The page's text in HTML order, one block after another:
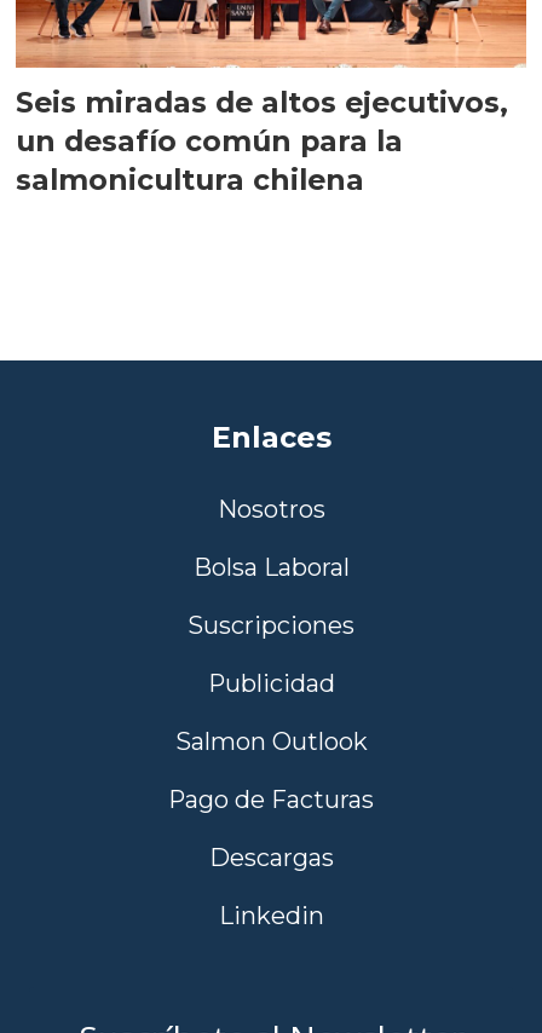
Seis miradas de altos ejecutivos,
un desafío común para la
salmonicultura chilena
Enlaces
Nosotros
Bolsa Laboral
Suscripciones
Publicidad
Salmon Outlook
Pago de Facturas
Descargas
Linkedin